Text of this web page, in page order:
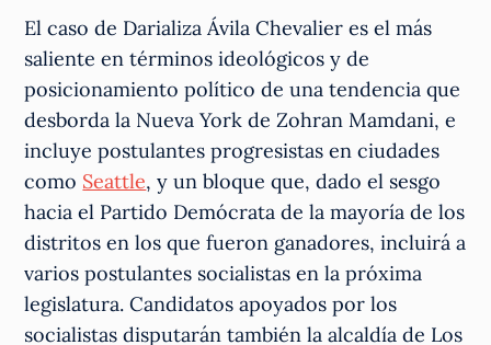
El caso de Darializa Ávila Chevalier es el más
saliente en términos ideológicos y de
posicionamiento político de una tendencia que
desborda la Nueva York de Zohran Mamdani, e
incluye postulantes progresistas en ciudades
como Seattle, y un bloque que, dado el sesgo
hacia el Partido Demócrata de la mayoría de los
distritos en los que fueron ganadores, incluirá a
varios postulantes socialistas en la próxima
legislatura. Candidatos apoyados por los
socialistas disputarán también la alcaldía de Los